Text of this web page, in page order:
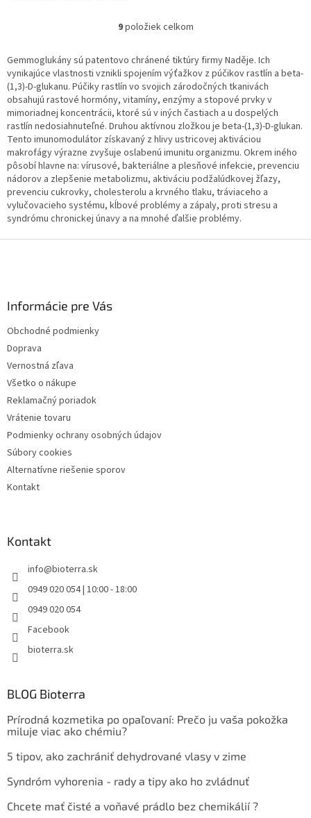
O
l
á
d
a
c
i
e
p
r
v
k
y
v
p
9položiek celkom
Gemmoglukány sú patentovo chránené tiktúry firmy Naděje. Ich
vynikajúce vlastnosti vznikli spojením výťažkov z púčikov rastlín a beta-
(1,3)-D-glukanu. Púčiky rastlín vo svojich zárodočných tkanivách
obsahujú rastové hormóny, vitamíny, enzýmy a stopové prvky v
mimoriadnej koncentrácii, ktoré sú v iných častiach a u dospelých
rastlín nedosiahnuteľné. Druhou aktívnou zložkou je beta-(1,3)-D-glukan.
Tento imunomodulátor získavaný z hlivy ustricovej aktiváciou
makrofágy výrazne zvyšuje oslabenú imunitu organizmu. Okrem iného
pôsobí hlavne na: vírusové, bakteriálne a plesňové infekcie, prevenciu
nádorov a zlepšenie metabolizmu, aktiváciu podžalúdkovej žľazy,
prevenciu cukrovky, cholesterolu a krvného tlaku, tráviaceho a
vylučovacieho systému, kĺbové problémy a zápaly, proti stresu a
syndrómu chronickej únavy a na mnohé ďalšie problémy.
Informácie pre Vás
Obchodné podmienky
Doprava
Vernostná zľava
Všetko o nákupe
Reklamačný poriadok
Vrátenie tovaru
Podmienky ochrany osobných údajov
Súbory cookies
Alternatívne riešenie sporov
Kontakt
Kontakt
info@bioterra.sk
0949 020 054 | 10:00 - 18:00
0949 020 054
Facebook
bioterra.sk
BLOG Bioterra
Prírodná kozmetika po opaľovaní: Prečo ju vaša pokožka
miluje viac ako chémiu?
5 tipov, ako zachrániť dehydrované vlasy v zime
Syndróm vyhorenia - rady a tipy ako ho zvládnuť
Chcete mať čisté a voňavé prádlo bez chemikálií ?